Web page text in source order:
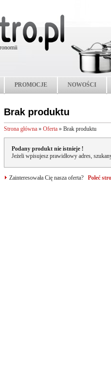
PROMOCJE NOWOŚCI
Brak produktu
Strona główna » Oferta » Brak produktu
Podany produkt nie istnieje !
Jeżeli wpisujesz prawidłowy adres,
Zainteresowała Cię nasza oferta? Poleć